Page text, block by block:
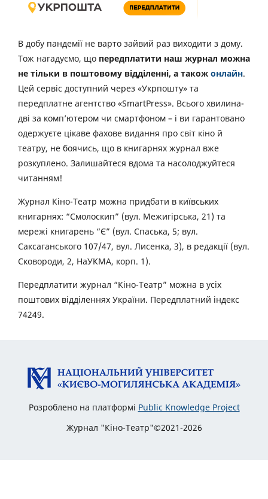
В добу пандемії не варто зайвий раз виходити з дому.
Тож нагадуємо, що передплатити наш журнал можна
не тільки в поштовому відділенні, а також онлайн.
Цей сервіс доступний через «Укрпошту» та
передплатне агентство «SmartPress». Всього хвилина-
дві за комп’ютером чи смартфоном – і ви гарантовано
одержуєте цікаве фахове видання про світ кіно й
театру, не боячись, що в книгарнях журнал вже
розкуплено. Залишайтеся вдома та насолоджуйтеся
читанням!
Журнал Кіно-Театр можна придбати в київських
книгарнях: “Смолоскип” (вул. Межигірська, 21) та
мережі книгарень “Є” (вул. Спаська, 5; вул.
Саксаганського 107/47, вул. Лисенка, 3), в редакції (вул.
Сковороди, 2, НаУКМА, корп. 1).
Передплатити журнал “Кіно-Театр” можна в усіх
поштових відділеннях України. Передплатний індекс
74249.
Розроблено на платформі Public Knowledge Project
Журнал "Кіно-Театр"©2021-2026